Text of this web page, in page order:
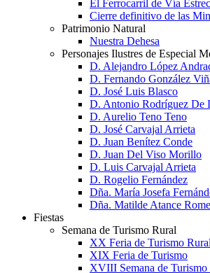
El Ferrocarril de Vía
Cierre definitivo de las
Patrimonio Natural
Nuestra Dehesa
Personajes Ilustres de Especial
D. Alejandro López
D. Fernando González
D. José Luis Blasco
D. Antonio Rodríguez De
D. Aurelio Teno Teno
D. José Carvajal Arrieta
D. Juan Benítez Conde
D. Juan Del Viso Morillo
D. Luis Carvajal Arrieta
D. Rogelio Fernández
Dña. María Josefa
Dña. Matilde Atance
Fiestas
Semana de Turismo Rural
XX Feria de Turismo Rural
XIX Feria de Turismo
XVIII Semana de Turismo